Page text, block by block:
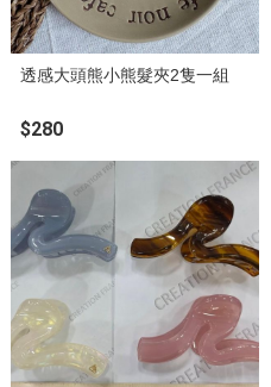
透感大頭熊小熊髮夾2隻一組
$280